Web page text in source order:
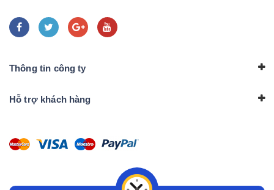
Thông tin công ty
Hỗ trợ khách hàng